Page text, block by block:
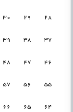
28
29
30
37
38
39
46
47
48
55
56
57
64
65
66